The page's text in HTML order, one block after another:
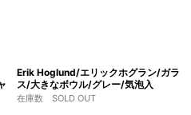
Erik Hoglund/エリックホグラン/ガラ
ス/大きなボウル/グレー/気泡入
在庫数 SOLD OUT